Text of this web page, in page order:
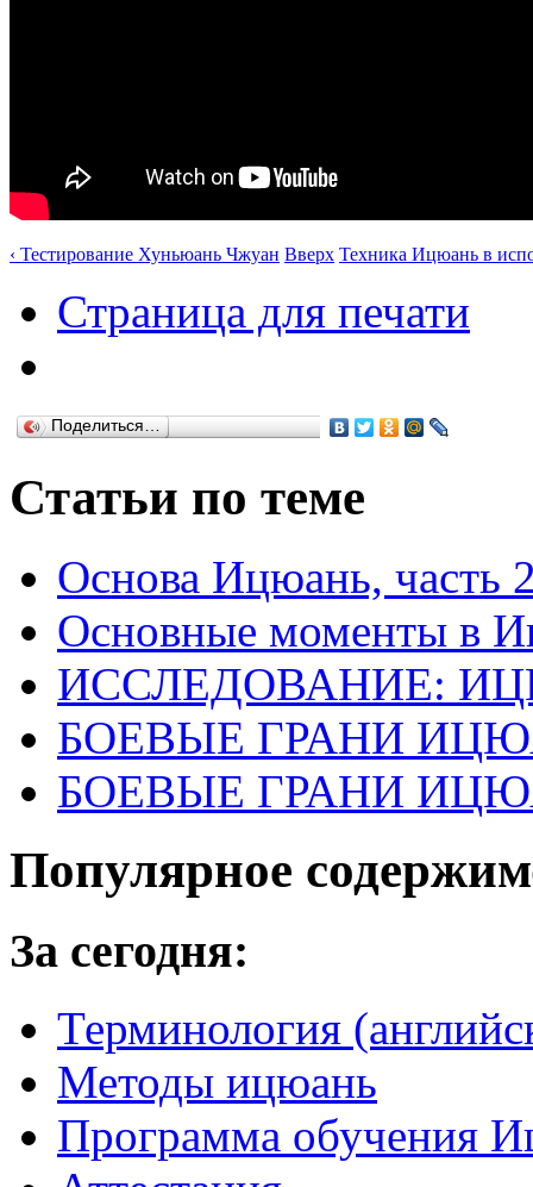
‹ Тестирование Хуньюань Чжуан Вверх Техника Ицюань в
Страница для печати
Поделиться…
Статьи по теме
Основа Ицюань, часть
Основные моменты в
ИССЛЕДОВАНИЕ:
БОЕВЫЕ ГРАНИ
БОЕВЫЕ ГРАНИ
Популярное
За сегодня:
Терминология
Методы ицюань
Программа обучения